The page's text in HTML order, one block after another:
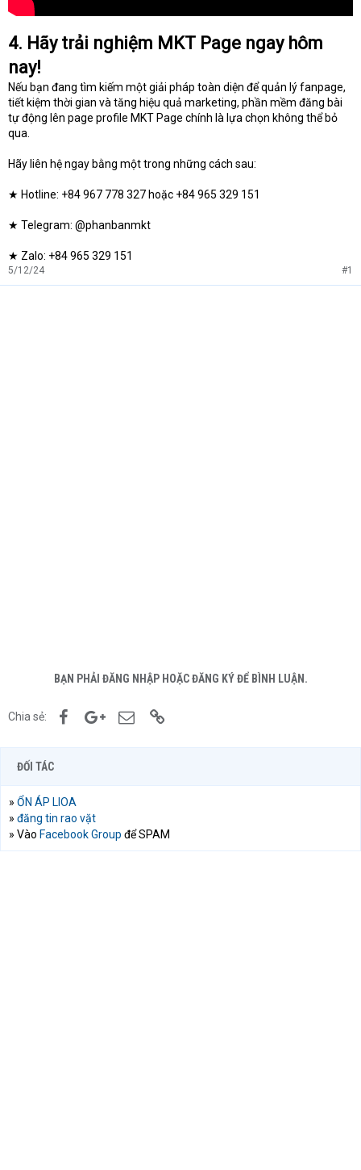
4. Hãy trải nghiệm MKT Page ngay hôm
nay!
Nếu bạn đang tìm kiếm một giải pháp toàn diện để quản lý fanpage,
tiết kiệm thời gian và tăng hiệu quả marketing, phần mềm đăng bài
tự động lên page profile MKT Page chính là lựa chọn không thể bỏ
qua.
Hãy liên hệ ngay bằng một trong những cách sau:
★ Hotline: +84 967 778 327 hoặc +84 965 329 151
★ Telegram: @phanbanmkt
★ Zalo: +84 965 329 151
5/12/24 #1
BẠN PHẢI ĐĂNG NHẬP HOẶC ĐĂNG KÝ ĐỂ BÌNH LUẬN.
Chia sẻ: FacebookGoogle+Email
ĐỐI TÁC
» ỔN ÁP LIOA
» đăng tin rao vặt
» Vào Facebook Group để SPAM